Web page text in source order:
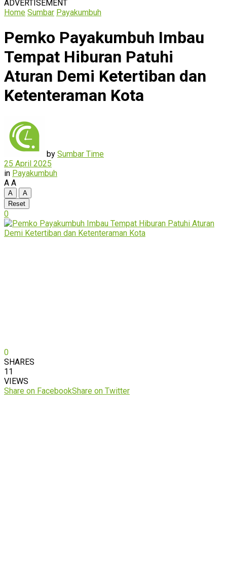
ADVERTISEMENT
Home Sumbar Payakumbuh
Pemko Payakumbuh Imbau
Tempat Hiburan Patuhi
Aturan Demi Ketertiban dan
Ketenteraman Kota
by Sumbar Time
25 April 2025
in Payakumbuh
A A
A
A
Reset
0
0
SHARES
11
VIEWS
Share on FacebookShare on Twitter